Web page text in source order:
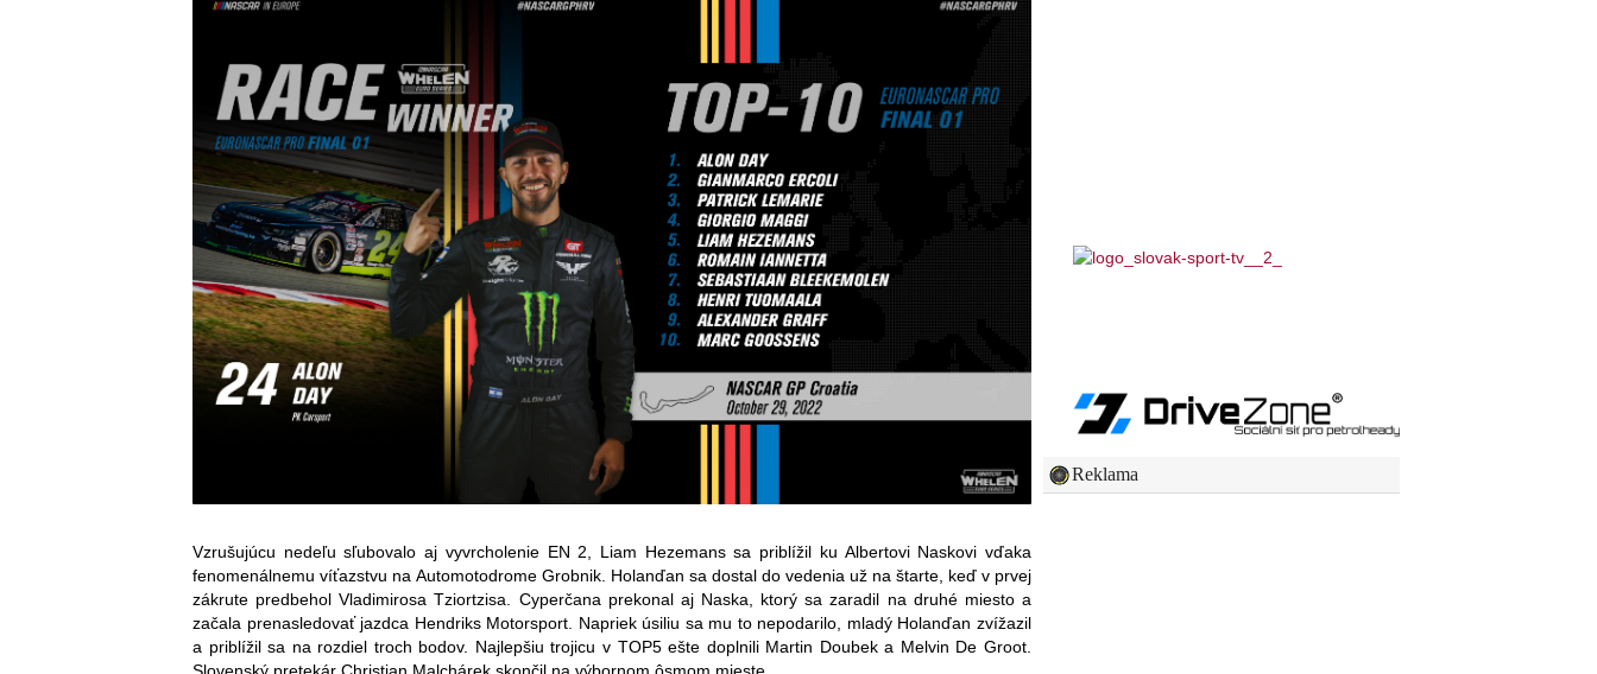
Vzrušujúcu nedeľu sľubovalo aj vyvrcholenie EN 2, Liam Hezemans sa priblížil ku Albertovi Naskovi vďaka
fenomenálnemu víťazstvu na Automotodrome Grobnik. Holanďan sa dostal do vedenia už na štarte, keď v prvej
zákrute predbehol Vladimirosa Tziortzisa. Cyperčana prekonal aj Naska, ktorý sa zaradil na druhé miesto a
začala prenasledovať jazdca Hendriks Motorsport. Napriek úsiliu sa mu to nepodarilo, mladý Holanďan zvížazil
a priblížil sa na rozdiel troch bodov. Najlepšiu trojicu v TOP5 ešte doplnili Martin Doubek a Melvin De Groot.
Slovenský pretekár Christian Malchárek skončil na výbornom ôsmom mieste.
Reklama